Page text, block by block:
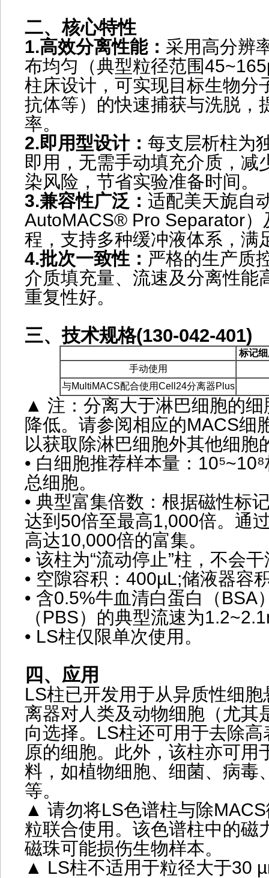
二、核心特性
1.高效分离性能： 采用高分辨
布均匀（典型粒径范围
柱床设计，可实现目标生物分
抗体等）的快速捕获与洗脱，
率。
2.即用型设计： 每支层析柱为
即用，无需手动填充介质，减
染风险，节省实验准备时间。
3.兼容性广泛： 适配美天旎自
AutoMACS® Pro Separator）
程，支持多种缓冲液体系，满
4.批次一致性： 严格的生产质
介质填充量、流速及分离性能
重复性好。
三、技术规格(130-042-401)
标记
手动使用
与MultiMACS配合使用Cell24分离器Plus
▲ 注：分离大于淋巴细胞的
降低。请参阅相应的MACS细
以获取除淋巴细胞外其他细胞
• 白细胞推荐样本量：
总细胞。
• 典型富集倍数：根据磁性标
达到50倍至最高1,000倍。通
高达10,000倍的富集。
• 该柱为“流动停止”柱，不会
• 空隙容积：400µL;储液器容
• 含0.5%牛血清白蛋白（BSA
（PBS）的典型流速为
• LS柱仅限单次使用。
四、应用
LS柱已开发用于从异质性细
离器对人类及动物细胞（尤其
向选择。LS柱还可用于去除
原的细胞。此外，该柱亦可用
料，如植物细胞、细菌、病毒
等。
▲ 请勿将LS色谱柱与除
粒联合使用。该色谱柱中的磁
磁珠可能损伤生物样本。
▲ LS柱不适用于粒径大于30